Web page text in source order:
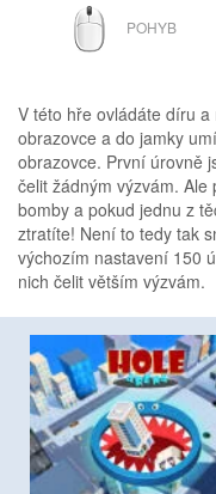
MYŠ
POHYB
V této hře ovládáte díru
obrazovce a do jamky
obrazovce. První úrovně
čelit žádným výzvám.
bomby a pokud jednu z
ztratíte! Není to tedy tak
výchozím nastavení 150
nich čelit větším výzvám.